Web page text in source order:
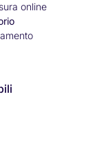
online